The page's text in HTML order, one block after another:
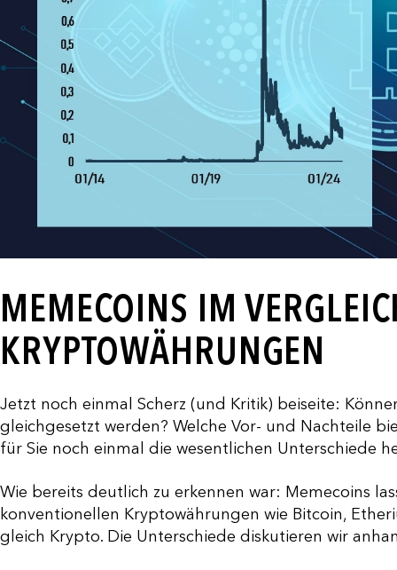
MEMECOINS IM
KRYPTOWÄHRUNGEN
Jetzt noch einmal Scherz (und Kritik) beiseite:
gleichgesetzt werden? Welche Vor- und Nachteile
für Sie noch einmal die wesentlichen Unterschiede
Wie bereits deutlich zu erkennen war: Memecoins
konventionellen Kryptowährungen wie Bitcoin,
gleich Krypto. Die Unterschiede diskutieren wir